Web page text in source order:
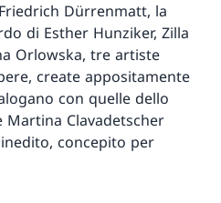
Dürrenmatt, la
di Esther Hunziker, Zilla
Orlowska, tre artiste
create appositamente
con quelle dello
Martina Clavadetscher
concepito per